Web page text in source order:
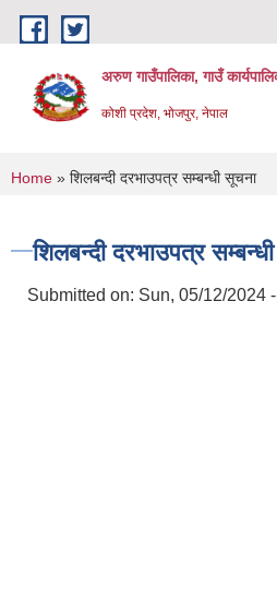
Skip to main content
अरुण गाउँपालिका, गाउँ
कोशी प्रदेश, भोजपुर, नेपाल
You are here
Home » शिलबन्दी दरभाउपत्र सम्बन्धी सूचना
शिलबन्दी दरभाउपत्र
Submitted on: Sun, 05/12/2024